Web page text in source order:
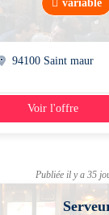
variable
94100 Saint maur
39h/semaine
Voir l'offre
Publiée il y a 35